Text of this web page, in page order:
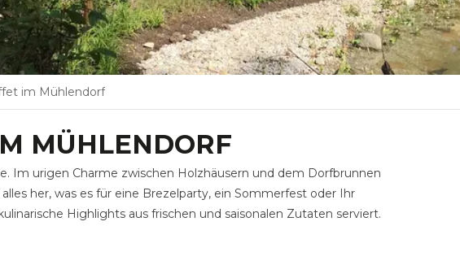
im Mühlendorf
MÜHLENDORF
Im urigen Charme zwischen Holzhäusern und dem Dorfbrunnen
her, was es für eine Brezelparty, ein Sommerfest oder Ihr
Highlights aus frischen und saisonalen Zutaten serviert.